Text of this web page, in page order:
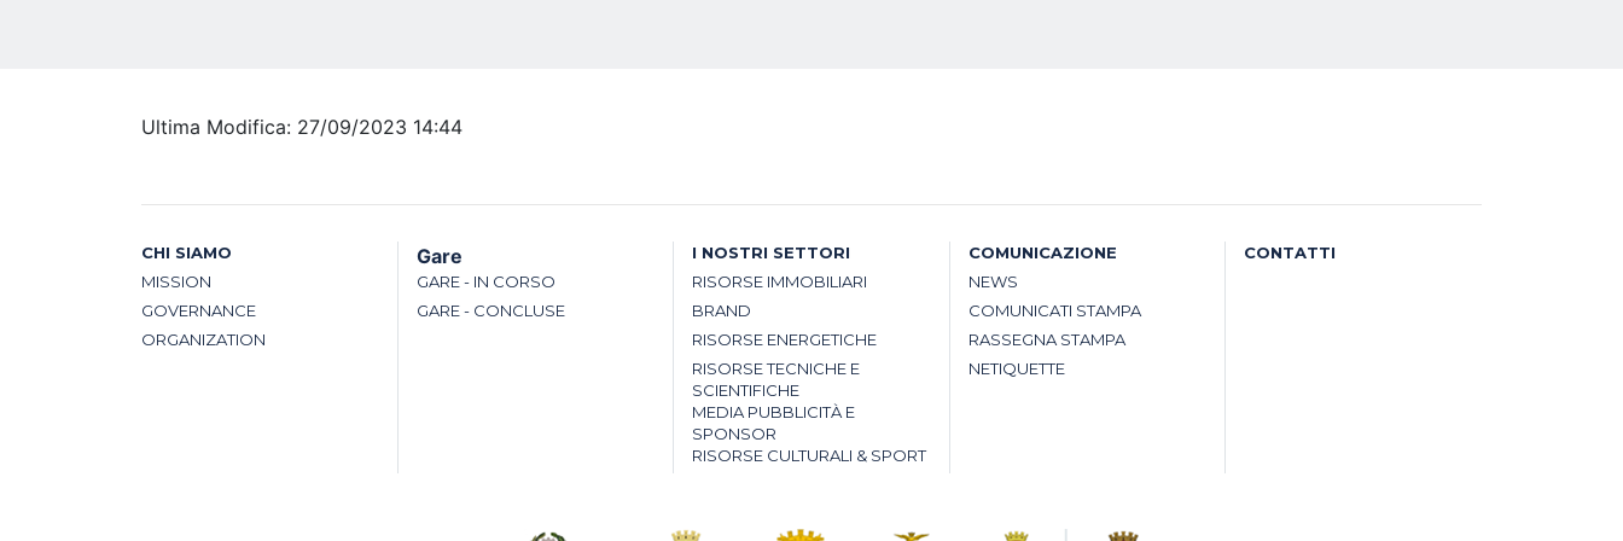
Ultima Modifica: 27/09/2023 14:44
CHI SIAMO
MISSION
GOVERNANCE
ORGANIZATION
Gare
GARE - IN CORSO
GARE - CONCLUSE
I NOSTRI SETTORI
RISORSE IMMOBILIARI
BRAND
RISORSE ENERGETICHE
RISORSE TECNICHE E
SCIENTIFICHE
MEDIA PUBBLICITÀ E
SPONSOR
RISORSE CULTURALI & SPORT
COMUNICAZIONE
NEWS
COMUNICATI STAMPA
RASSEGNA STAMPA
NETIQUETTE
CONTATTI